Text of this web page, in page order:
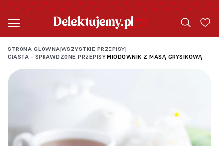
STRONA GŁÓWNA|WSZYSTKIE PRZEPISY|
CIASTA - SPRAWDZONE PRZEPISY|MIODOWNIK Z MASĄ GRYSIKOWĄ